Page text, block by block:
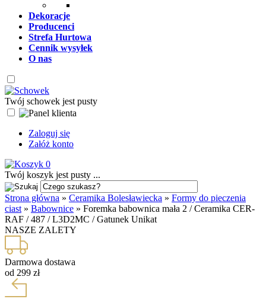
Dekoracje
Producenci
Strefa Hurtowa
Cennik wysyłek
O nas
Twój schowek jest pusty
Zaloguj się
Załóż konto
0
Twój koszyk jest pusty ...
Strona główna » Ceramika Bolesławiecka » Formy do pieczenia
ciast » Babownice » Foremka babownica mała 2 / Ceramika CER-
RAF / 487 / L3D2MC / Gatunek Unikat
NASZE ZALETY
Darmowa dostawa
od 299 zł